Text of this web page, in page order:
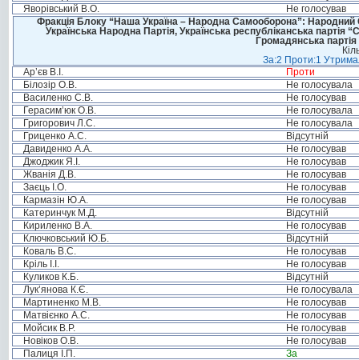
Яворівський В.О.
Не голосував
Фракція Блоку “Наша Україна – Народна Самооборона”: Народний
Українська Народна Партія, Українська республіканська
Громадянська
За:2 Проти:1
Ар’єв В.І.
Проти
Білозір О.В.
Не голосувала
Василенко С.В.
Не голосував
Герасим’юк О.В.
Не голосувала
Григорович Л.С.
Не голосувала
Гриценко А.С.
Відсутній
Давиденко А.А.
Не голосував
Джоджик Я.І.
Не голосував
Жванія Д.В.
Не голосував
Заєць І.О.
Не голосував
Кармазін Ю.А.
Не голосував
Катеринчук М.Д.
Відсутній
Кириленко В.А.
Не голосував
Ключковський Ю.Б.
Відсутній
Коваль В.С.
Не голосував
Кріль І.І.
Не голосував
Куликов К.Б.
Відсутній
Лук’янова К.Є.
Не голосувала
Мартиненко М.В.
Не голосував
Матвієнко А.С.
Не голосував
Мойсик В.Р.
Не голосував
Новіков О.В.
Не голосував
Палиця І.П.
За